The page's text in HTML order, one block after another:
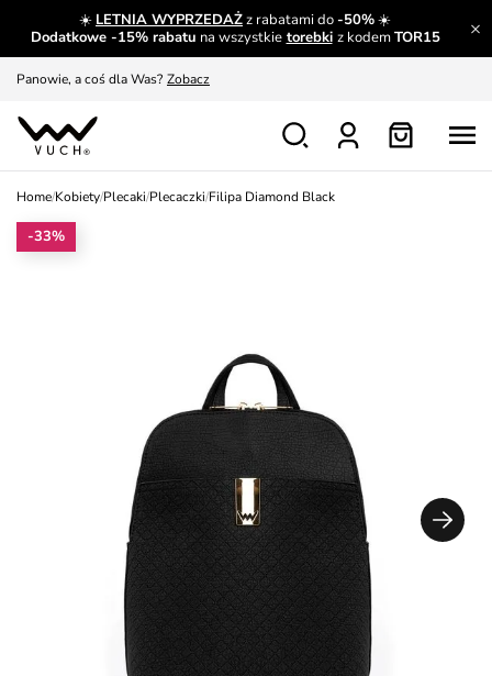
☀️ LETNIA WYPRZEDAŻz rabatami do-50%☀️
Dodatkowe -15% rabatu na wszystkie torebki z kodemTOR15
A czego nie można dowiedzieć się gdzie indziej? Czytaj więcej
Panowie, a coś dla Was? Zobacz
Produkty, które musisz mieć. Dowiedz się więcej
Wymiana i zwrot za darmo Patrz
Home/Kobiety/Plecaki/Plecaczki/Filipa Diamond Black
-33%